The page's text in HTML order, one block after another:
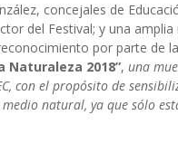
concejales de
del Festival; y una
por parte de
Naturaleza 2018”, una
con el propósito de
natural, ya que sólo